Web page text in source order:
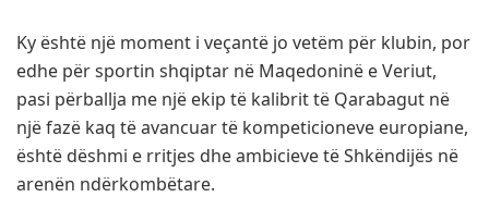
Ky është një moment i veçantë jo vetëm për klubin, por
edhe për sportin shqiptar në Maqedoninë e Veriut,
pasi përballja me një ekip të kalibrit të Qarabagut në
një fazë kaq të avancuar të kompeticioneve europiane,
është dëshmi e rritjes dhe ambicieve të Shkëndijës në
arenën ndërkombëtare.